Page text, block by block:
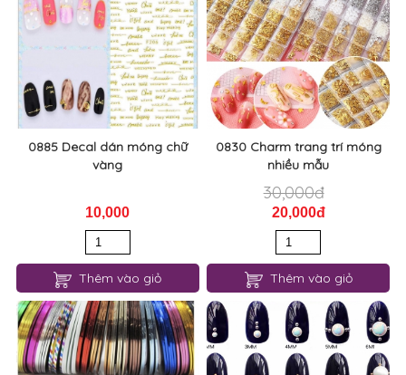
0885 Decal dán móng chữ
vàng
10,000
0830 Charm trang trí móng
nhiều mẫu
30,000đ
20,000đ